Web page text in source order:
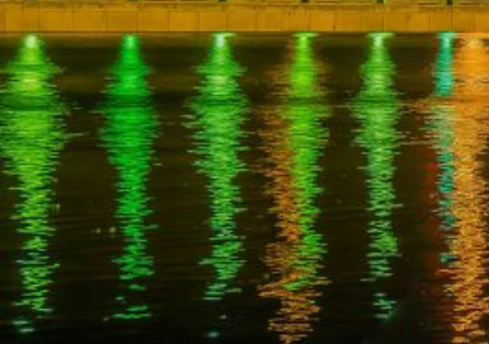
Снег
Радуга
Пасмурно
Облачность
Луна
Дождь